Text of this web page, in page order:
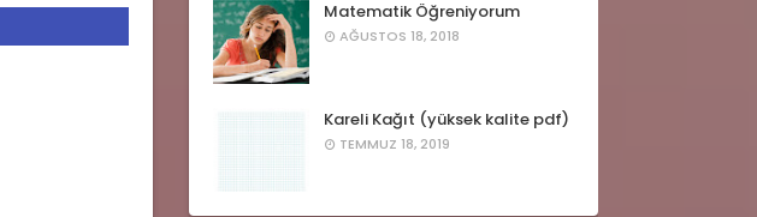
Matematik Öğreniyorum
AĞUSTOS 18, 2018
Kareli Kağıt (yüksek kalite pdf)
TEMMUZ 18, 2019